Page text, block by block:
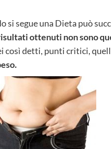
si segue una Dieta può
ottenuti non sono
così detti, punti critici,